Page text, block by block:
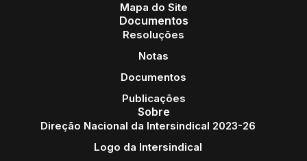
Mapa do Site
Documentos
Resoluções
Notas
Documentos
Publicações
Sobre
Direção Nacional da Intersindical 2023-26
Logo da Intersindical